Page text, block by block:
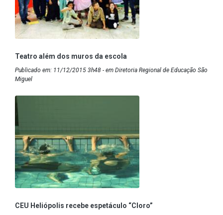
Teatro além dos muros da escola
Publicado em: 11/12/2015 3h48 - em Diretoria Regional de Educação São
Miguel
CEU Heliópolis recebe espetáculo “Cloro”